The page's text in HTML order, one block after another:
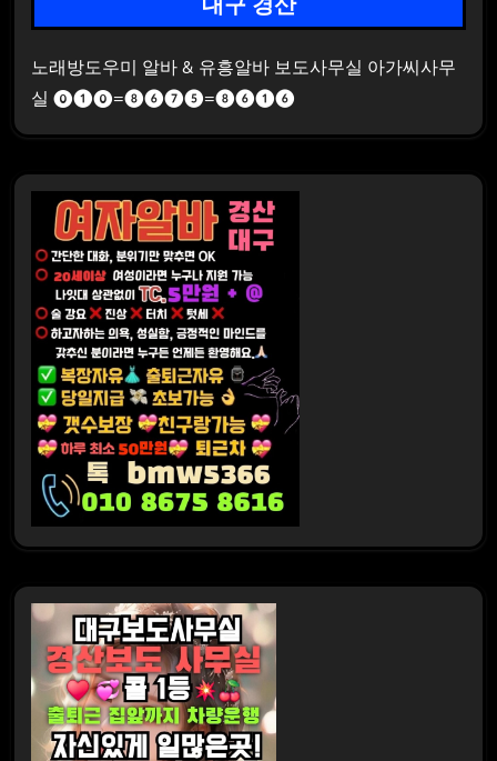
노래방도우미 알바 & 유흥알바 보도사무실 아가씨사무
실 ⓿❶⓿=❽❻❼❺=❽❻❶❻